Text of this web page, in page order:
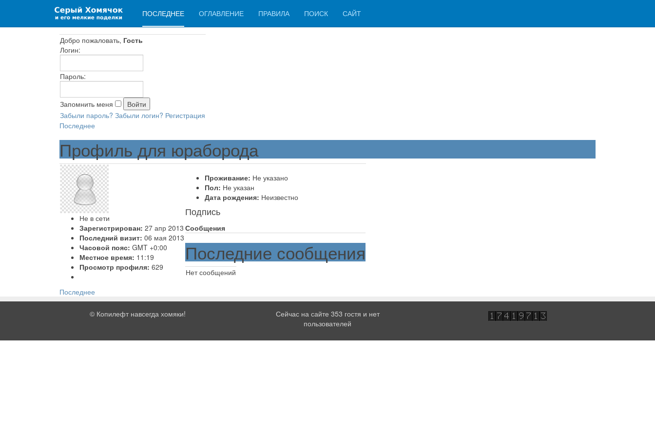
ПОСЛЕДНЕЕ ОГЛАВЛЕНИЕ ПРАВИЛА ПОИСК САЙТ
Добро пожаловать, Гость
Логин:
Пароль:
Запомнить меня
Забыли пароль? Забыли логин? Регистрация
Последнее
Профиль для юраборода
Не в сети
Зарегистрирован: 27 апр 2013
Последний визит: 06 мая 2013
Часовой пояс: GMT +0:00
Местное время: 11:19
Просмотр профиля: 629
Проживание: Не указано
Пол: Не указан
Дата рождения: Неизвестно
Подпись
Сообщения
Последние сообщения
Нет сообщений
Последнее
© Копилефт навсегда хомяки!
Сейчас на сайте 353 гостя и нет
пользователей